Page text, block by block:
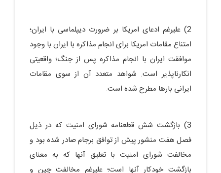
2) علیرغم ادعای امریکا بر ضرورت دیپلماسی با ایران؛
امتناع مقامات امریکا برای انجام مذاکره با ایران با وجود
موافقت ایران با انجام مذاکره پس از جنگ؛ واقعیتی
انکارناپذیر است. شواهد متعدد آن از سوی مقامات
ایرانی بارها مطرح شده است.
3) بازگشت شش قطعنامه شورای امنیت که در ذیل
فصل هفت منشور پیش از توافق برجام صادر شده بود و
مخالفت شورای امنیت با تعلیق آنها که به معنای
بازگشت خودکار آنها است؛ علیرغم مخالفت چین و